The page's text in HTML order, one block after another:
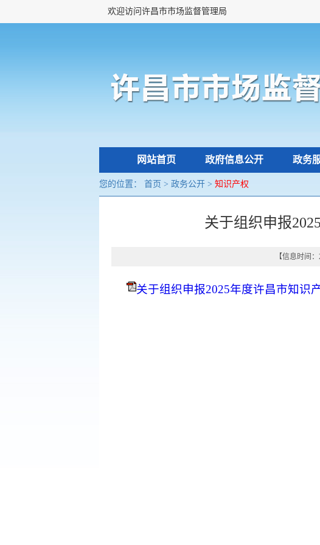
欢迎访问许昌市市场监督管理局
网站首页 政府信息公开 政务
您的位置： 首页 > 政务公开 > 知识产权
关于组织申报
【信息时间
关于组织申报2025年度许昌市知识